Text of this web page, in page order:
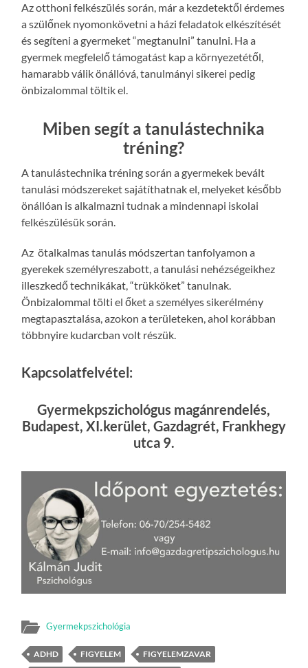
Az otthoni felkészülés során, már a kezdetektől érdemes
a szülőnek nyomonkövetni a házi feladatok elkészítését
és segíteni a gyermeket “megtanulni” tanulni. Ha a
gyermek megfelelő támogatást kap a környezetétől,
hamarabb válik önállóvá, tanulmányi sikerei pedig
önbizalommal töltik el.
Miben segít a tanulástechnika
tréning?
A tanulástechnika tréning során a gyermekek bevált
tanulási módszereket sajátíthatnak el, melyeket később
önállóan is alkalmazni tudnak a mindennapi iskolai
felkészülésük során.
Az ötalkalmas tanulás módszertan tanfolyamon a
gyerekek személyreszabott, a tanulási nehézségeikhez
illeszkedő technikákat, “trükköket” tanulnak.
Önbizalommal tölti el őket a személyes sikerélmény
megtapasztalása, azokon a területeken, ahol korábban
többnyire kudarcban volt részük.
Kapcsolatfelvétel:
Gyermekpszichológus magánrendelés,
Budapest, XI.kerület, Gazdagrét, Frankhegy
utca 9.
Gyermekpszichológia
ADHD FIGYELEM
FIGYELEMZAVAR